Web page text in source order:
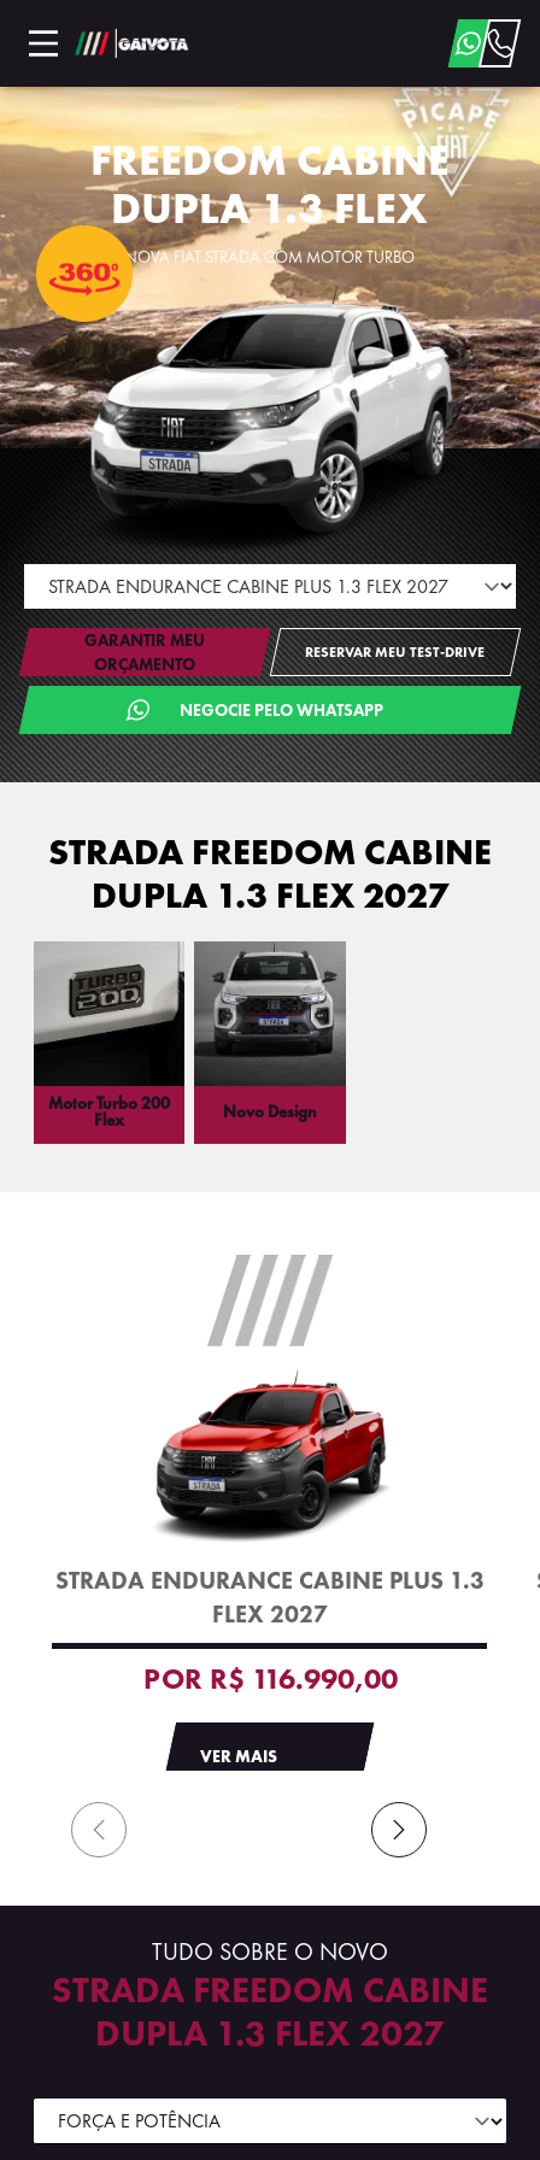
FREEDOM CABINE
DUPLA 1.3 FLEX
NOVA FIAT STRADA COM MOTOR TURBO
GARANTIR MEU
ORÇAMENTO
RESERVAR MEU TEST-DRIVE
NEGOCIE PELO WHATSAPP
STRADA FREEDOM CABINE
DUPLA 1.3 FLEX 2027
Motor Turbo 200
Flex
Novo Design
STRADA ENDURANCE CABINE PLUS 1.3
FLEX 2027
POR R$ 116.990,00
VER MAIS
TUDO SOBRE O NOVO
STRADA FREEDOM CABINE
DUPLA 1.3 FLEX 2027